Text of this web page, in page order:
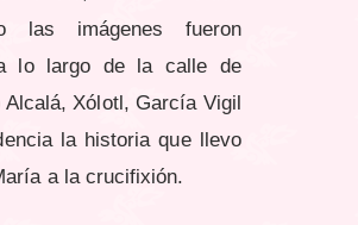
las imágenes fueron
lo largo de la calle de
Alcalá, Xólotl, García Vigil
la historia que llevo
a la crucifixión.